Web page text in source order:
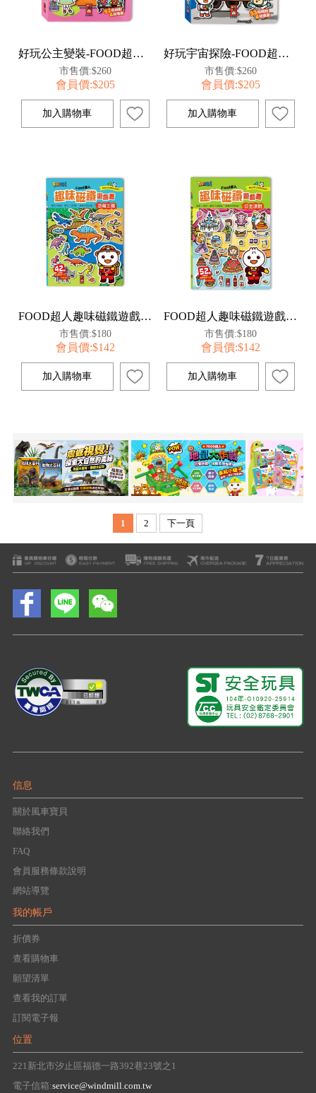
好玩公主變裝-FOOD超人磁貼遊戲盒
市售價:$260
會員價:$205
好玩宇宙探險-FOOD超人磁貼遊戲盒
市售價:$260
會員價:$205
FOOD超人趣味磁鐵遊戲書-恐龍王國
市售價:$180
會員價:$142
FOOD超人趣味磁鐵遊戲書-公主派對
市售價:$180
會員價:$142
1 2 下一頁
信息
關於風車寶貝
聯絡我們
FAQ
會員服務條款說明
網站導覽
我的帳戶
折價券
查看購物車
願望清單
查看我的訂單
訂閱電子報
位置
221新北市汐止區福德一路392巷23號之1
電子信箱:service@windmill.com.tw